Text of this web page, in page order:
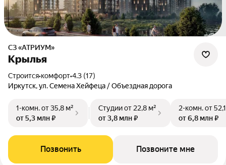
СЗ «АТРИУМ»
Крылья
Строится•комфорт•4.3 (17)
Иркутск, ул. Семена Хейфеца / Объездная дорога
1-комн.от 35,8 м²
от 5,3 млн ₽
Студииот 22,8 м²
от 3,8 млн ₽
2-комн.от
от 6,8 млн ₽
Позвонить Позвоните мне